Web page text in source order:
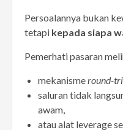
Persoalannya bukan
tetapi kepada siapa
Pemerhati pasaran
mekanismeround-
saluran tidak
awam,
atau alat leverage